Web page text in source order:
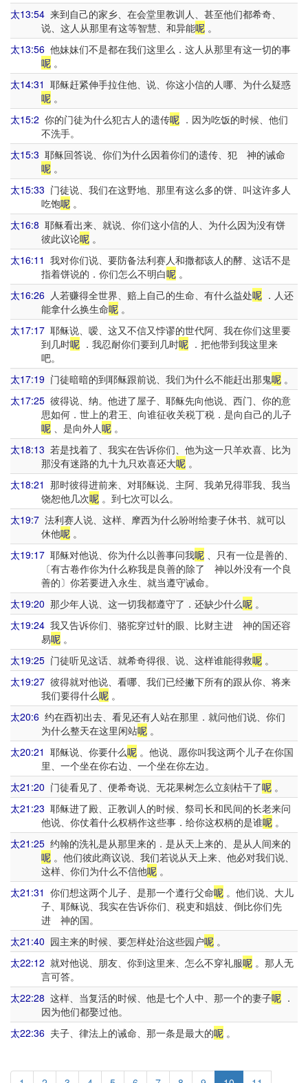
太13:54 来到自己的家乡、在会堂里教训人、甚至他们都希奇、
说、这人从那里有这等智慧、和异能呢。
太13:56 他妹妹们不是都在我们这里么．这人从那里有这一切的事
呢。
太14:31 耶稣赶紧伸手拉住他、说、你这小信的人哪、为什么疑惑
呢。
太15:2 你的门徒为什么犯古人的遗传呢 ．因为吃饭的时候、他们
不洗手。
太15:3 耶稣回答说、你们为什么因着你们的遗传、犯 神的诫命
呢。
太15:33 门徒说、我们在这野地、那里有这么多的饼、叫这许多人
吃饱呢。
太16:8 耶稣看出来、就说、你们这小信的人、为什么因为没有饼
彼此议论呢。
太16:11 我对你们说、要防备法利赛人和撒都该人的酵、这话不是
指着饼说的．你们怎么不明白呢。
太16:26 人若赚得全世界、赔上自己的生命、有什么益处呢 ．人还
能拿什么换生命呢。
太17:17 耶稣说、嗳、这又不信又悖谬的世代阿、我在你们这里要
到几时呢．我忍耐你们要到几时呢．把他带到我这里来
吧。
太17:19 门徒暗暗的到耶稣跟前说、我们为什么不能赶出那鬼呢 。
太17:25 彼得说、纳。他进了屋子、耶稣先向他说、西门、你的意
思如何．世上的君王、向谁征收关税丁税．是向自己的儿子
呢、是向外人呢。
太18:13 若是找着了、我实在告诉你们、他为这一只羊欢喜、比为
那没有迷路的九十九只欢喜还大呢。
太18:21 那时彼得进前来、对耶稣说、主阿、我弟兄得罪我、我当
饶恕他几次呢。到七次可以么。
太19:7 法利赛人说、这样、摩西为什么吩咐给妻子休书、就可以
休他呢。
太19:17 耶稣对他说、你为什么以善事问我呢 、只有一位是善的、
〔有古卷作你为什么称我是良善的除了 神以外没有一个良
善的〕你若要进入永生、就当遵守诫命。
太19:20 那少年人说、这一切我都遵守了．还缺少什么呢 。
太19:24 我又告诉你们、骆驼穿过针的眼、比财主进 神的国还容
易呢。
太19:25 门徒听见这话、就希奇得很、说、这样谁能得救呢 。
太19:27 彼得就对他说、看哪、我们已经撇下所有的跟从你、将来
我们要得什么呢。
太20:6 约在酉初出去、看见还有人站在那里．就问他们说、你们
为什么整天在这里闲站呢。
太20:21 耶稣说、你要什么呢 。他说、愿你叫我这两个儿子在你国
里、一个坐在你右边、一个坐在你左边。
太21:20 门徒看见了、便希奇说、无花果树怎么立刻枯干了呢 。
太21:23 耶稣进了殿、正教训人的时候、祭司长和民间的长老来问
他说、你仗着什么权柄作这些事．给你这权柄的是谁呢。
太21:25 约翰的洗礼是从那里来的．是从天上来的、是从人间来的
呢。他们彼此商议说、我们若说从天上来、他必对我们说、
这样、你们为什么不信他呢。
太21:31 你们想这两个儿子、是那一个遵行父命呢 。他们说、大儿
子、耶稣说、我实在告诉你们、税吏和娼妓、倒比你们先
进 神的国。
太21:40 园主来的时候、要怎样处治这些园户呢 。
太22:12 就对他说、朋友、你到这里来、怎么不穿礼服呢 。那人无
言可答。
太22:28 这样、当复活的时候、他是七个人中、那一个的妻子呢 ．
因为他们都娶过他。
太22:36 夫子、律法上的诫命、那一条是最大的呢 。